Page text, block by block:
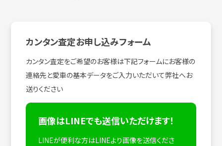
カンタン査定お申し込みフォーム
カンタン査定をご希望のお客様は下記フォームにお客様の
連絡先と愛車の基本データをご入力いただいて弊社へお
送りください
画像はLINEでも送信いただけます！
LINEが便利な方はLINEより画像を送信くださ